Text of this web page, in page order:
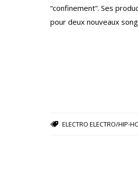
“confinement”. Ses
pour deux nouveaux
ELECTRO ELECTRO/HIP-